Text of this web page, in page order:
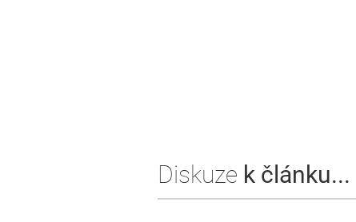
Diskuze k článku...